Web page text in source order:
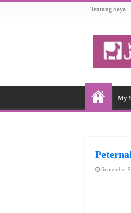
Tentang Saya
My
September